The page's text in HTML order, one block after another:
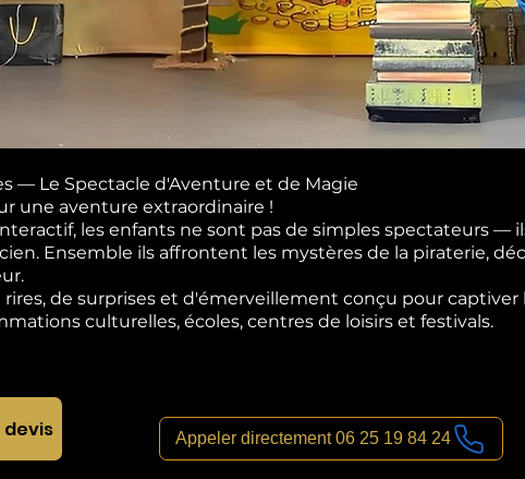
— Le Spectacle d'Aventure et de Magie
une aventure extraordinaire !
les enfants ne sont pas de simples spectateurs —
Ensemble ils affrontent les mystères de la piraterie,
de surprises et d'émerveillement conçu pour captiver
culturelles, écoles, centres de loisirs et festivals.
devis Appeler directement 06 25 19 84 24